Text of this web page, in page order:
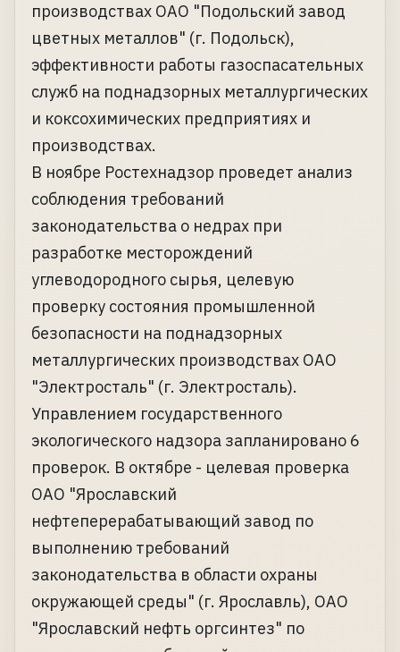
производствах ОАО "Подольский завод
цветных металлов" (г. Подольск),
эффективности работы газоспасательных
служб на поднадзорных металлургических
и коксохимических предприятиях и
производствах.
В ноябре Ростехнадзор проведет анализ
соблюдения требований
законодательства о недрах при
разработке месторождений
углеводородного сырья, целевую
проверку состояния промышленной
безопасности на поднадзорных
металлургических производствах ОАО
"Электросталь" (г. Электросталь).
Управлением государственного
экологического надзора запланировано 6
проверок. В октябре - целевая проверка
ОАО "Ярославский
нефтеперерабатывающий завод по
выполнению требований
законодательства в области охраны
окружающей среды" (г. Ярославль), ОАО
"Ярославский нефть оргсинтез" по